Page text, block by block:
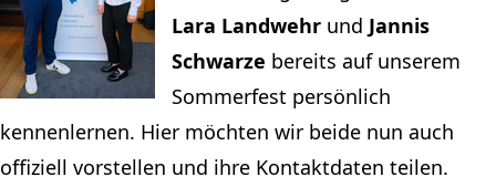
Lara Landwehr und Jannis
Schwarze bereits auf unserem
Sommerfest persönlich
kennenlernen. Hier möchten wir beide nun auch
offiziell vorstellen und ihre Kontaktdaten teilen.